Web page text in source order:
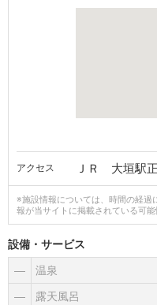
アクセス ＪＲ 大垣駅
※施設情報については、時間の経過
報が当サイトに掲載されている可能
設備・サービス
― 温泉
― 露天風呂